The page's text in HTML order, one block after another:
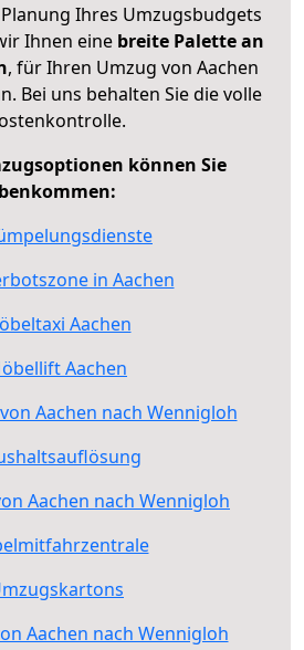
Ihres Umzugsbudgets
Ihnen eine breite Palette an
, für Ihren Umzug von Aachen
Bei uns behalten Sie die volle
können Sie
benkommen:
in Aachen
Aachen
Aachen
Aachen nach Wennigloh
Aachen nach Wennigloh
Aachen nach Wennigloh